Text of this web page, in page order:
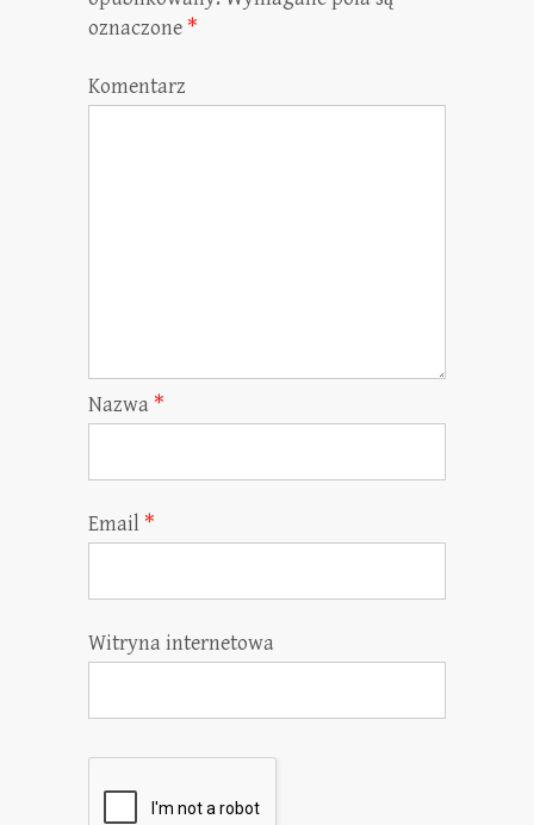
oznaczone *
Komentarz
Nazwa *
Email *
Witryna internetowa